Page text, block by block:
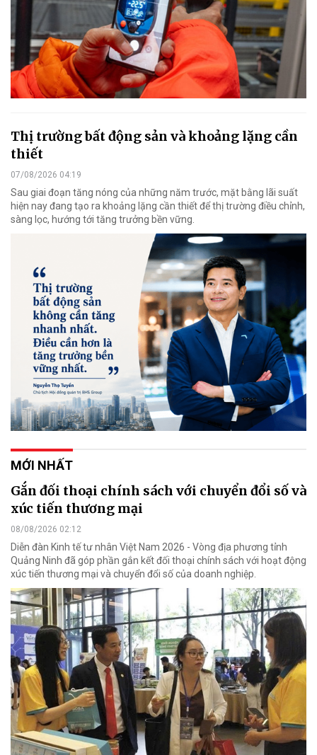
Thị trường bất động sản và khoảng lặng cần
thiết
07/08/2026 04:19
Sau giai đoạn tăng nóng của những năm trước, mặt bằng lãi suất
hiện nay đang tạo ra khoảng lặng cần thiết để thị trường điều chỉnh,
sàng lọc, hướng tới tăng trưởng bền vững.
MỚI NHẤT
Gắn đối thoại chính sách với chuyển đổi số và
xúc tiến thương mại
08/08/2026 02:12
Diễn đàn Kinh tế tư nhân Việt Nam 2026 - Vòng địa phương tỉnh
Quảng Ninh đã góp phần gắn kết đối thoại chính sách với hoạt động
xúc tiến thương mại và chuyển đổi số của doanh nghiệp.